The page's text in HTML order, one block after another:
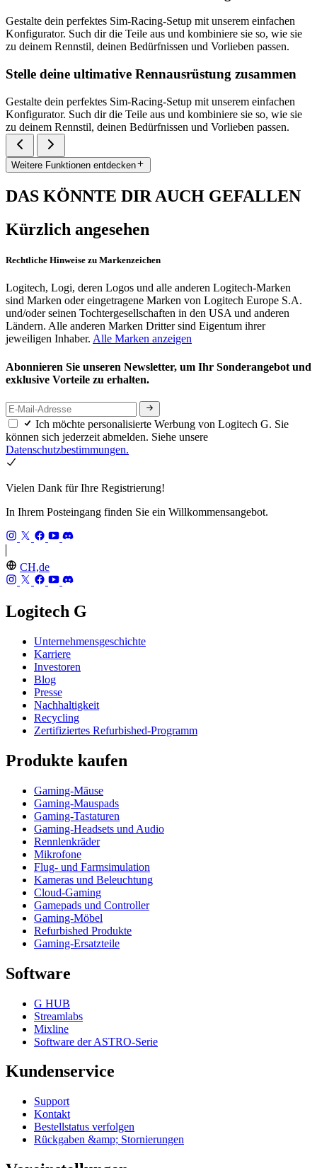
Gestalte dein perfektes Sim-Racing-Setup mit unserem einfachen
Konfigurator. Such dir die Teile aus und kombiniere sie so, wie sie
zu deinem Rennstil, deinen Bedürfnissen und Vorlieben passen.
Stelle deine ultimative Rennausrüstung zusammen
Gestalte dein perfektes Sim-Racing-Setup mit unserem einfachen
Konfigurator. Such dir die Teile aus und kombiniere sie so, wie sie
zu deinem Rennstil, deinen Bedürfnissen und Vorlieben passen.
Weitere Funktionen entdecken
DAS KÖNNTE DIR AUCH GEFALLEN
Kürzlich angesehen
Rechtliche Hinweise zu Markenzeichen
Logitech, Logi, deren Logos und alle anderen Logitech-Marken
sind Marken oder eingetragene Marken von Logitech Europe S.A.
und/oder seinen Tochtergesellschaften in den USA und anderen
Ländern. Alle anderen Marken Dritter sind Eigentum ihrer
jeweiligen Inhaber. Alle Marken anzeigen
Abonnieren Sie unseren Newsletter, um Ihr Sonderangebot und
exklusive Vorteile zu erhalten.
Ich möchte personalisierte Werbung von Logitech G. Sie
können sich jederzeit abmelden. Siehe unsere
Datenschutzbestimmungen.
Vielen Dank für Ihre Registrierung!
In Ihrem Posteingang finden Sie ein Willkommensangebot.
CH,de
Logitech G
Unternehmensgeschichte
Karriere
Investoren
Blog
Presse
Nachhaltigkeit
Recycling
Zertifiziertes Refurbished-Programm
Produkte kaufen
Gaming-Mäuse
Gaming-Mauspads
Gaming-Tastaturen
Gaming-Headsets und Audio
Rennlenkräder
Mikrofone
Flug- und Farmsimulation
Kameras und Beleuchtung
Cloud-Gaming
Gamepads und Controller
Gaming-Möbel
Refurbished Produkte
Gaming-Ersatzteile
Software
G HUB
Streamlabs
Mixline
Software der ASTRO-Serie
Kundenservice
Support
Kontakt
Bestellstatus verfolgen
Rückgaben &amp; Stornierungen